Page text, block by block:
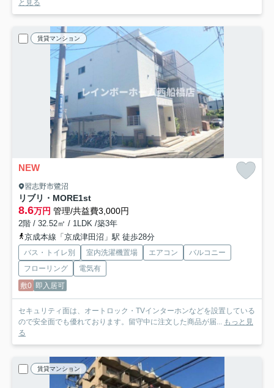
と見る
賃貸マンション
NEW
習志野市鷺沼
リブリ・MORE1st
8.6万円 管理/共益費3,000円
2階 / 32.52㎡ / 1LDK /築3年
京成本線「京成津田沼」駅 徒歩28分
バス・トイレ別 室内洗濯機置場 エアコン
バルコニー
フローリング
電気有
敷0 即入居可
セキュリティ面は、オートロック・TVインターホンなどを設置している
ので安全面でも優れております。留守中に注文した商品が届... もっと見
る
賃貸マンション